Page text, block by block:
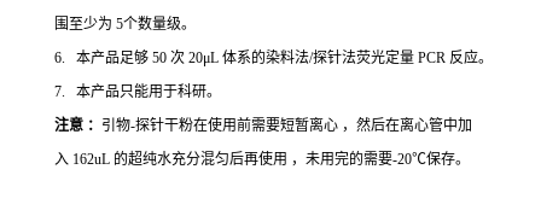
围至少为 5个数量级。
6. 本产品足够 50 次 20μL 体系的染料法/探针法荧光定量 PCR 反应。
7. 本产品只能用于科研。
注意 ： 引物-探针干粉在使用前需要短暂离心 ，然后在离心管中加
入 162uL 的超纯水充分混匀后再使用 ，未用完的需要-20℃保存。